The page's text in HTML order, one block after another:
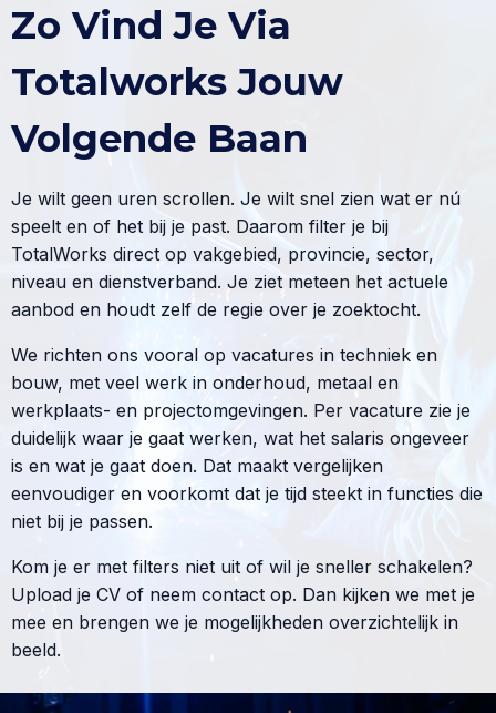
Zo Vind Je Via
Totalworks Jouw
Volgende Baan
Je wilt geen uren scrollen. Je wilt snel zien wat er nú
speelt en of het bij je past. Daarom filter je bij
TotalWorks direct op vakgebied, provincie, sector,
niveau en dienstverband. Je ziet meteen het actuele
aanbod en houdt zelf de regie over je zoektocht.
We richten ons vooral op vacatures in techniek en
bouw, met veel werk in onderhoud, metaal en
werkplaats- en projectomgevingen. Per vacature zie je
duidelijk waar je gaat werken, wat het salaris ongeveer
is en wat je gaat doen. Dat maakt vergelijken
eenvoudiger en voorkomt dat je tijd steekt in functies die
niet bij je passen.
Kom je er met filters niet uit of wil je sneller schakelen?
Upload je CV of neem contact op. Dan kijken we met je
mee en brengen we je mogelijkheden overzichtelijk in
beeld.